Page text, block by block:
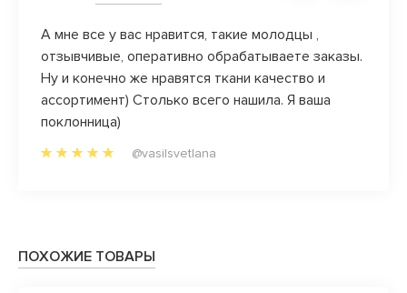
А мне все у вас нравится, такие молодцы ,
отзывчивые, оперативно обрабатываете заказы.
Ну и конечно же нравятся ткани качество и
ассортимент) Столько всего нашила. Я ваша
поклонница)
@vasilsvetlana
ПОХОЖИЕ ТОВАРЫ